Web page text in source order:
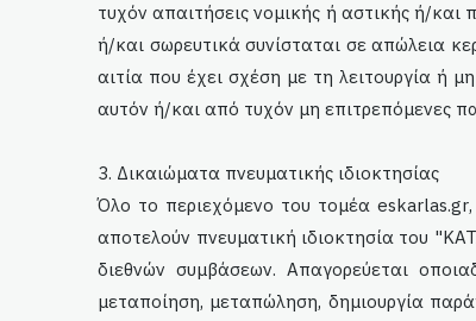
τυχόν απαιτήσεις νομικής ή αστικής ή/και
ή/και σωρευτικά συνίσταται σε απώλεια
αιτία που έχει σχέση με τη λειτουργία ή
αυτόν ή/και από τυχόν μη επιτρεπόμενες
3. Δικαιώματα πνευματικής ιδιοκτησίας
Όλο το περιεχόμενο του τομέα eskarlas.gr
αποτελούν πνευματική ιδιοκτησία του
διεθνών συμβάσεων. Απαγορεύεται
μεταποίηση, μεταπώληση, δημιουργία